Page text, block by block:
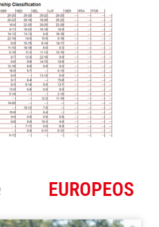
EUROPEOS